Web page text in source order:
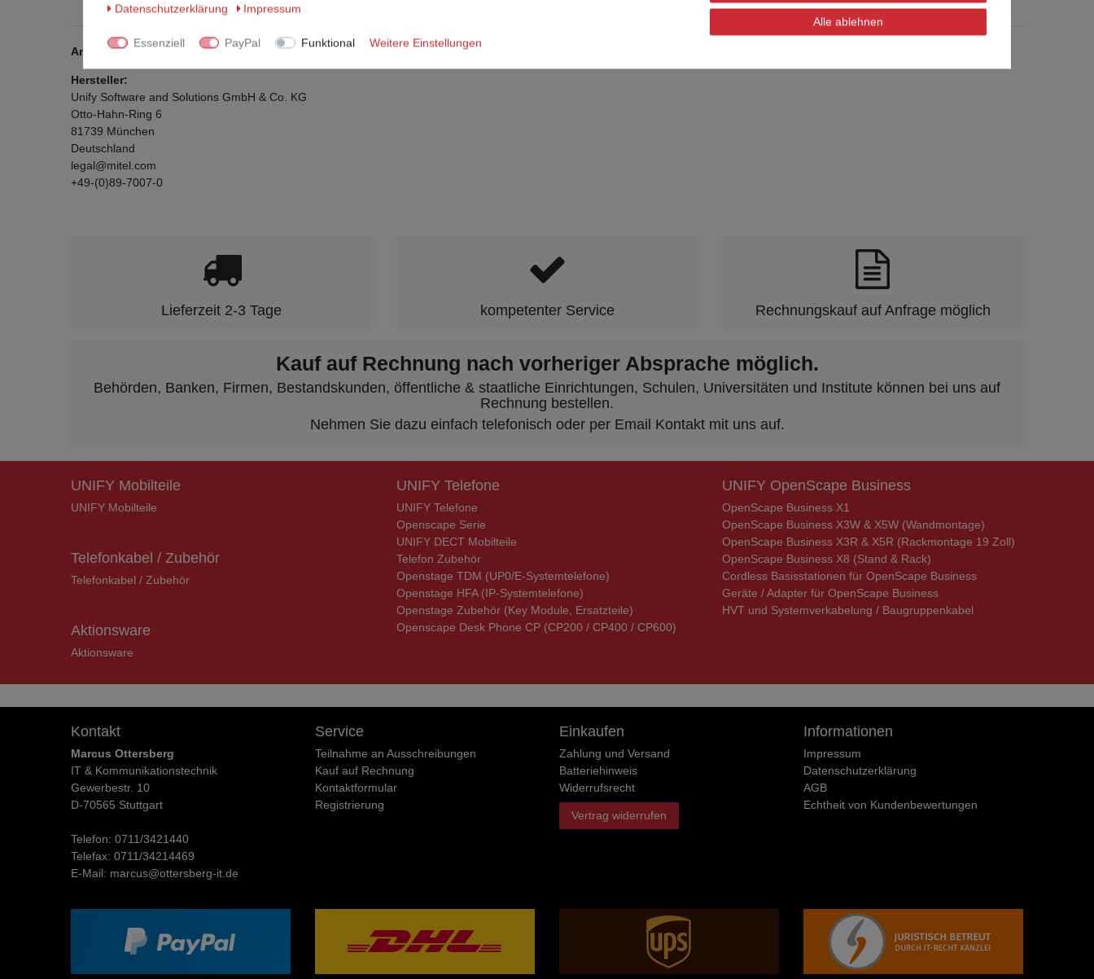
Angaben zur Produktsicherheit
Hersteller:
Unify Software and Solutions GmbH & Co. KG
Otto-Hahn-Ring 6
81739 München
Deutschland
legal@mitel.com
+49-(0)89-7007-0
Lieferzeit 2-3 Tage kompetenter Service Rechnungskauf auf Anfrage möglich
Kauf auf Rechnung nach vorheriger Absprache möglich.
Behörden, Banken, Firmen, Bestandskunden, öffentliche & staatliche Einrichtungen, Schulen, Universitäten und Institute können bei uns auf
Rechnung bestellen.
Nehmen Sie dazu einfach telefonisch oder per Email Kontakt mit uns auf.
UNIFY Mobilteile
UNIFY Mobilteile
Telefonkabel / Zubehör
Telefonkabel / Zubehör
Aktionsware
Aktionsware
UNIFY Telefone
UNIFY Telefone
Openscape Serie
UNIFY DECT Mobilteile
Telefon Zubehör
Openstage TDM (UP0/E-Systemtelefone)
Openstage HFA (IP-Systemtelefone)
Openstage Zubehör (Key Module, Ersatzteile)
Openscape Desk Phone CP (CP200 / CP400 / CP600)
UNIFY OpenScape Business
OpenScape Business X1
OpenScape Business X3W & X5W (Wandmontage)
OpenScape Business X3R & X5R (Rackmontage 19 Zoll)
OpenScape Business X8 (Stand & Rack)
Cordless Basisstationen für OpenScape Business
Geräte / Adapter für OpenScape Business
HVT und Systemverkabelung / Baugruppenkabel
Kontakt
Marcus Ottersberg
IT & Kommunikationstechnik
Gewerbestr. 10
D-70565 Stuttgart
Telefon: 0711/3421440
Telefax: 0711/34214469
E-Mail: marcus@ottersberg-it.de
Service
Teilnahme an Ausschreibungen
Kauf auf Rechnung
Kontaktformular
Registrierung
Einkaufen
Zahlung und Versand
Batteriehinweis
Widerrufs­recht
Vertrag widerrufen
Informationen
Impressum
Daten­schutz­erklärung
AGB
Echtheit von Kundenbewertungen
Daten­schutz­erklärung
Impressum
Essenziell PayPal Funktional Weitere Einstellungen
Alle ablehnen